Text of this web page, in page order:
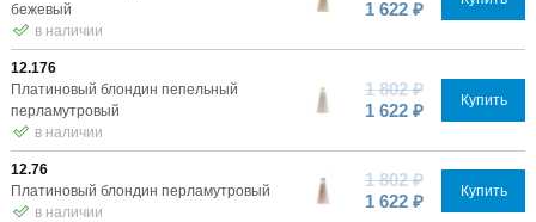
бежевый
в наличии
1 622 ₽
12.176
Платиновый блондин пепельный
перламутровый
в наличии
1 802 ₽
1 622 ₽
Купить
12.76
Платиновый блондин перламутровый
в наличии
1 802 ₽
1 622 ₽
Купить